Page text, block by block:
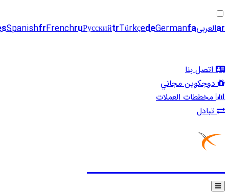
arالعربی SpanishfrFrenchruРусскийtrTürkçedeGermanfa
اتصل بنا
دوجكوين مجاني
مخططات العملات
تبادل